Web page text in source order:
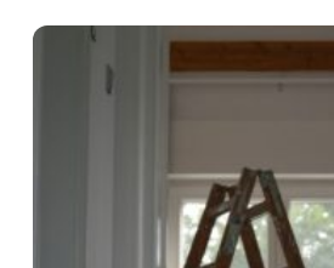
på ...